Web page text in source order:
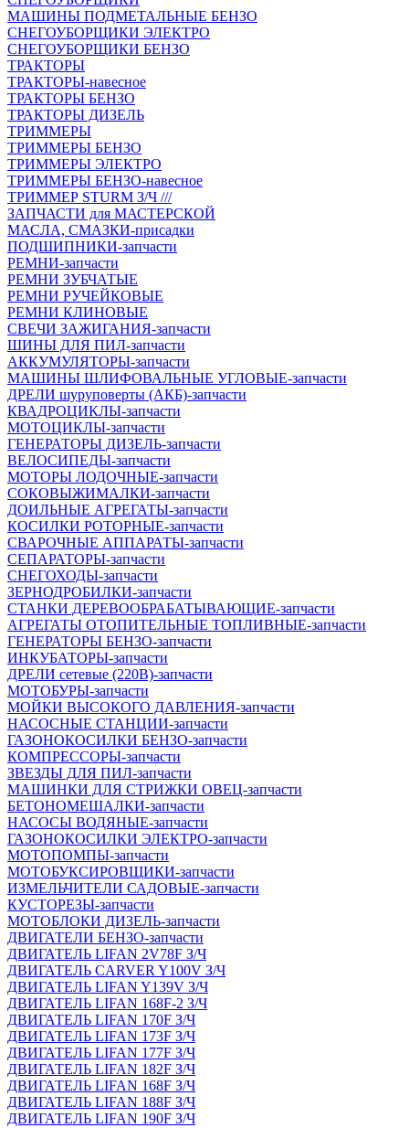
МАШИНЫ ПОДМЕТАЛЬНЫЕ БЕНЗО
СНЕГОУБОРЩИКИ ЭЛЕКТРО
СНЕГОУБОРЩИКИ БЕНЗО
ТРАКТОРЫ
ТРАКТОРЫ-навесное
ТРАКТОРЫ БЕНЗО
ТРАКТОРЫ ДИЗЕЛЬ
ТРИММЕРЫ
ТРИММЕРЫ БЕНЗО
ТРИММЕРЫ ЭЛЕКТРО
ТРИММЕРЫ БЕНЗО-навесное
ТРИММЕР STURM З/Ч ///
ЗАПЧАСТИ для МАСТЕРСКОЙ
МАСЛА, СМАЗКИ-присадки
ПОДШИПНИКИ-запчасти
РЕМНИ-запчасти
РЕМНИ ЗУБЧАТЫЕ
РЕМНИ РУЧЕЙКОВЫЕ
РЕМНИ КЛИНОВЫЕ
СВЕЧИ ЗАЖИГАНИЯ-запчасти
ШИНЫ ДЛЯ ПИЛ-запчасти
АККУМУЛЯТОРЫ-запчасти
МАШИНЫ ШЛИФОВАЛЬНЫЕ УГЛОВЫЕ-запчасти
ДРЕЛИ шуруповерты (АКБ)-запчасти
КВАДРОЦИКЛЫ-запчасти
МОТОЦИКЛЫ-запчасти
ГЕНЕРАТОРЫ ДИЗЕЛЬ-запчасти
ВЕЛОСИПЕДЫ-запчасти
МОТОРЫ ЛОДОЧНЫЕ-запчасти
СОКОВЫЖИМАЛКИ-запчасти
ДОИЛЬНЫЕ АГРЕГАТЫ-запчасти
КОСИЛКИ РОТОРНЫЕ-запчасти
СВАРОЧНЫЕ АППАРАТЫ-запчасти
СЕПАРАТОРЫ-запчасти
СНЕГОХОДЫ-запчасти
ЗЕРНОДРОБИЛКИ-запчасти
СТАНКИ ДЕРЕВООБРАБАТЫВАЮЩИЕ-запчасти
АГРЕГАТЫ ОТОПИТЕЛЬНЫЕ ТОПЛИВНЫЕ-запчасти
ГЕНЕРАТОРЫ БЕНЗО-запчасти
ИНКУБАТОРЫ-запчасти
ДРЕЛИ сетевые (220В)-запчасти
МОТОБУРЫ-запчасти
МОЙКИ ВЫСОКОГО ДАВЛЕНИЯ-запчасти
НАСОСНЫЕ СТАНЦИИ-запчасти
ГАЗОНОКОСИЛКИ БЕНЗО-запчасти
КОМПРЕССОРЫ-запчасти
ЗВЕЗДЫ ДЛЯ ПИЛ-запчасти
МАШИНКИ ДЛЯ СТРИЖКИ ОВЕЦ-запчасти
БЕТОНОМЕШАЛКИ-запчасти
НАСОСЫ ВОДЯНЫЕ-запчасти
ГАЗОНОКОСИЛКИ ЭЛЕКТРО-запчасти
МОТОПОМПЫ-запчасти
МОТОБУКСИРОВЩИКИ-запчасти
ИЗМЕЛЬЧИТЕЛИ САДОВЫЕ-запчасти
КУСТОРЕЗЫ-запчасти
МОТОБЛОКИ ДИЗЕЛЬ-запчасти
ДВИГАТЕЛИ БЕНЗО-запчасти
ДВИГАТЕЛЬ LIFAN 2V78F З/Ч
ДВИГАТЕЛЬ CARVER Y100V З/Ч
ДВИГАТЕЛЬ LIFAN Y139V З/Ч
ДВИГАТЕЛЬ LIFAN 168F-2 З/Ч
ДВИГАТЕЛЬ LIFAN 170F З/Ч
ДВИГАТЕЛЬ LIFAN 173F З/Ч
ДВИГАТЕЛЬ LIFAN 177F З/Ч
ДВИГАТЕЛЬ LIFAN 182F З/Ч
ДВИГАТЕЛЬ LIFAN 168F З/Ч
ДВИГАТЕЛЬ LIFAN 188F З/Ч
ДВИГАТЕЛЬ LIFAN 190F З/Ч